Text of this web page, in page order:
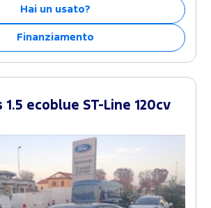
Hai un usato?
Finanziamento
1.5 ecoblue ST-Line 120cv